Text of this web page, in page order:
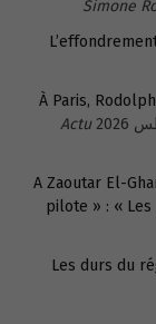
Simone
À Paris,
Actu
A Zaoutar El-
pilote » : «
Les durs du